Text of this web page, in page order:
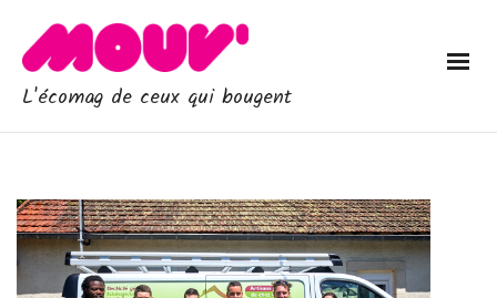
L'écomag de ceux qui bougent